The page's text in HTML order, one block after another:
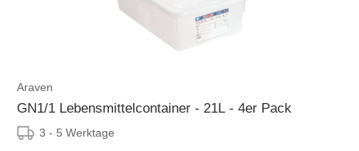
Araven
GN1/1 Lebensmittelcontainer - 21L - 4er Pack
3 - 5 Werktage